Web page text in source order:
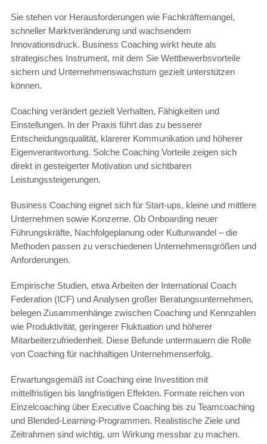
Sie stehen vor Herausforderungen wie Fachkräftemangel,
schneller Marktveränderung und wachsendem
Innovationsdruck. Business Coaching wirkt heute als
strategisches Instrument, mit dem Sie Wettbewerbsvorteile
sichern und Unternehmenswachstum gezielt unterstützen
können.
Coaching verändert gezielt Verhalten, Fähigkeiten und
Einstellungen. In der Praxis führt das zu besserer
Entscheidungsqualität, klarerer Kommunikation und höherer
Eigenverantwortung. Solche Coaching Vorteile zeigen sich
direkt in gesteigerter Motivation und sichtbaren
Leistungssteigerungen.
Business Coaching eignet sich für Start-ups, kleine und mittlere
Unternehmen sowie Konzerne. Ob Onboarding neuer
Führungskräfte, Nachfolgeplanung oder Kulturwandel – die
Methoden passen zu verschiedenen Unternehmensgrößen und
Anforderungen.
Empirische Studien, etwa Arbeiten der International Coach
Federation (ICF) und Analysen großer Beratungsunternehmen,
belegen Zusammenhänge zwischen Coaching und Kennzahlen
wie Produktivität, geringerer Fluktuation und höherer
Mitarbeiterzufriedenheit. Diese Befunde untermauern die Rolle
von Coaching für nachhaltigen Unternehmenserfolg.
Erwartungsgemäß ist Coaching eine Investition mit
mittelfristigen bis langfristigen Effekten. Formate reichen von
Einzelcoaching über Executive Coaching bis zu Teamcoaching
und Blended-Learning-Programmen. Realistische Ziele und
Zeitrahmen sind wichtig, um Wirkung messbar zu machen.